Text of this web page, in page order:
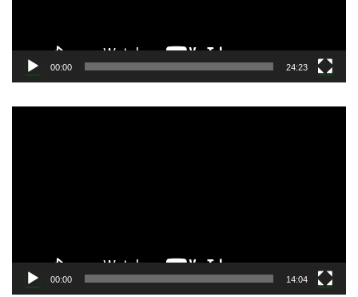
00:00 24:23
00:00 14:04